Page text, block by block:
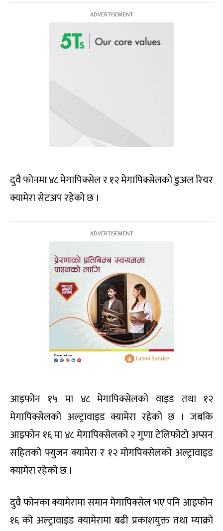
दुवै फोनमा ४८ मेगापिक्सेल र १२ मेगापिक्सेलको डुअल रियर
क्यामेरा सेटअप रहेको छ ।
आइफोन १५ मा ४८ मेगापिक्सेलको वाइड तथा १२
मेगापिक्सेलको अल्ट्रावाइड क्यामेरा रहेको छ । जबकि
आइफोन १६ मा ४८ मेगापिक्सेलको २ गुणा टेलिफोटो अप्सन
सहितको फ्युजन क्यामेरा र १२ मोगपिक्सेलको अल्ट्रावाइड
क्यामेरा रहेको छ ।
दुवै फोनका क्यामेरामा समान मेगापिक्सेल भए पनि आइफोन
१६ को अल्ट्रावाइड क्यामेरामा बढी प्रकाशयुक्त तथा म्याक्रो